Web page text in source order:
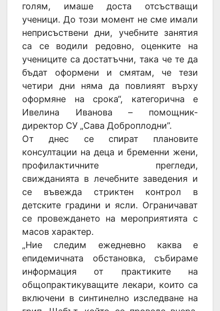
голям, имаше доста отсъстващи
ученици. До този момент не сме имали
неприсъствени дни, учебните занятия
са се водили редовно, оценките на
учениците са достатъчни, така че те да
бъдат оформени и смятам, че тези
четири дни няма да повлияят върху
оформяне на срока“, категорична е
Ивелина Иванова – помощник-
директор СУ „Сава Доброплодни”.
От днес се спират плановите
консултации на деца и бременни жени,
профилактичните прегледи,
свижданията в лечебните заведения и
се въвежда стриктен контрол в
детските градини и ясли. Ограничават
се провеждането на мероприятията с
масов характер.
„Ние следим ежедневно каква е
епидемичната обстановка, събираме
информация от практиките на
общопрактикуващите лекари, които са
включени в синтинелно изследване на